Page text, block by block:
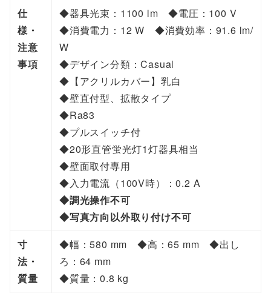
イ
ト
G
B
8
5
0
3
8
L
E
1
仕
様・
注意
事項
◆器具光束：1100 lm ◆電圧：100 V
◆消費電力：12 W ◆消費効率：91.6 lm/
W
◆デザイン分類：Casual
◆【アクリルカバー】乳白
◆壁直付型、拡散タイプ
◆Ra83
◆プルスイッチ付
◆20形直管蛍光灯1灯器具相当
◆壁面取付専用
◆入力電流（100V時）：0.2 A
◆調光操作不可
◆写真方向以外取り付け不可
寸
法・
質量
◆幅：580 mm ◆高：65 mm ◆出し
ろ：64 mm
◆質量：0.8 kg